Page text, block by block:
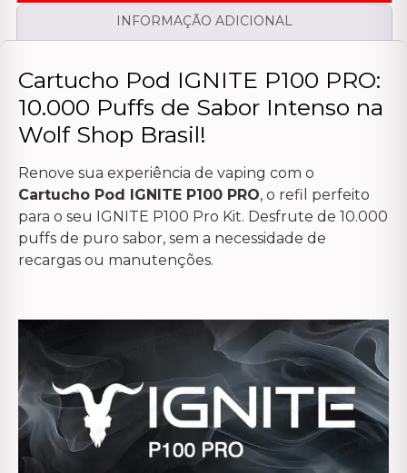
INFORMAÇÃO ADICIONAL
Cartucho Pod IGNITE P100 PRO:
10.000 Puffs de Sabor Intenso na
Wolf Shop Brasil!
Renove sua experiência de vaping com o
Cartucho Pod IGNITE P100 PRO, o refil perfeito
para o seu IGNITE P100 Pro Kit. Desfrute de 10.000
puffs de puro sabor, sem a necessidade de
recargas ou manutenções.